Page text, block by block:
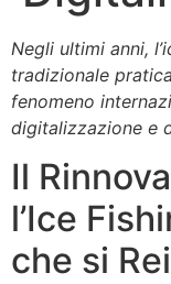
Negli ultimi anni,
tradizionale
fenomeno
digitalizzazione e
Il
l’Ice
che si